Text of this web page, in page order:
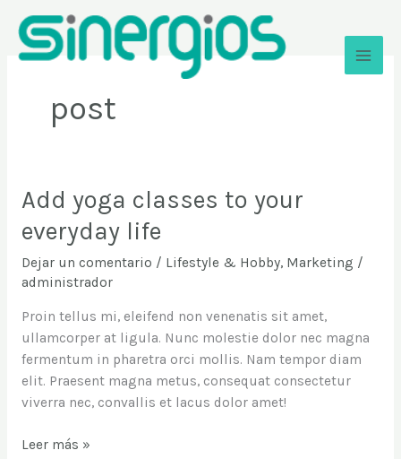
contenido
post
Add yoga classes to your
everyday life
Dejar un comentario / Lifestyle & Hobby, Marketing /
administrador
Proin tellus mi, eleifend non venenatis sit amet,
ullamcorper at ligula. Nunc molestie dolor nec magna
fermentum in pharetra orci mollis. Nam tempor diam
elit. Praesent magna metus, consequat consectetur
viverra nec, convallis et lacus dolor amet!
Add
classes
to
your
life
Leer más »